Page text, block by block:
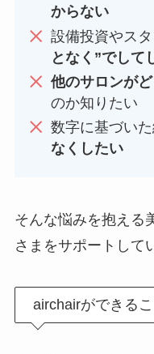
からない
設備投資やスタ
となく”でして
他のサロンが
のか知りたい
数字に基づいた
なくしたい
そんな悩みを抱える
さまをサポートして
airchairができるこ